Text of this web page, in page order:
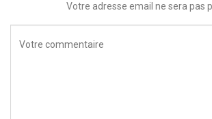
Votre adresse email ne sera pas